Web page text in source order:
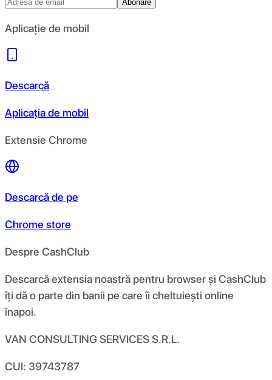
Abonare
Aplicație de mobil
Descarcă
Aplicația de mobil
Extensie Chrome
Descarcă de pe
Chrome store
Despre CashClub
Descarcă extensia noastră pentru browser și CashClub
îți dă o parte din banii pe care îi cheltuiești online
înapoi.
VAN CONSULTING SERVICES S.R.L.
CUI: 39743787